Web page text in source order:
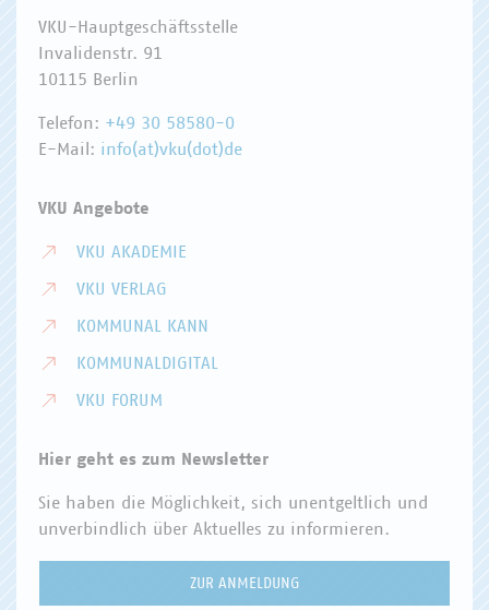
VKU-Hauptgeschäftsstelle
Invalidenstr. 91
10115 Berlin
Telefon: +49 30 58580-0
E-Mail: info(at)vku(dot)de
VKU Angebote
VKU AKADEMIE
VKU VERLAG
KOMMUNAL KANN
KOMMUNALDIGITAL
VKU FORUM
Hier geht es zum Newsletter
Sie haben die Möglichkeit, sich unentgeltlich und
unverbindlich über Aktuelles zu informieren.
ZUR ANMELDUNG